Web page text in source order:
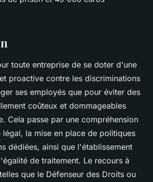
toute entreprise de se doter d'une
proactive contre les discriminations
ses employés que pour éviter des
coûteux et dommageables
Cela passe par une compréhension
la mise en place de politiques
dédiées, ainsi que l'établissement
de traitement. Le recours à
que le Défenseur des Droits ou